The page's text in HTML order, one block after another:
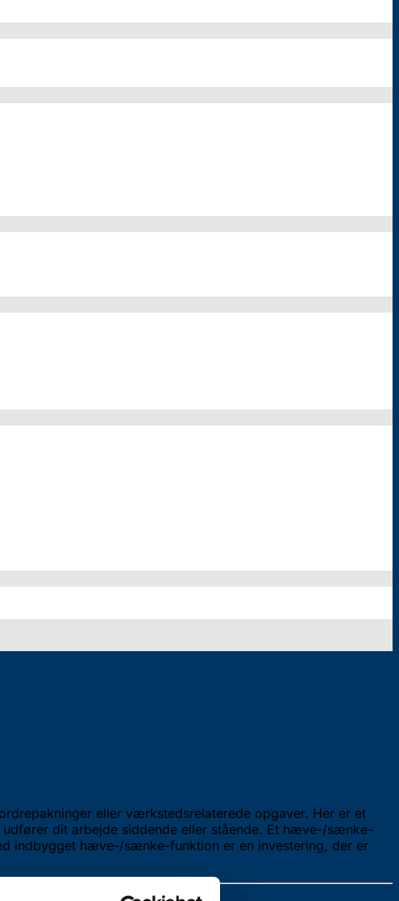
eller værkstedsrelaterede opgaver. Her er et
dit arbejde siddende eller stående. Et hæve-/sænke-
indbygget hæve-/sænke-funktion er en investering, der er